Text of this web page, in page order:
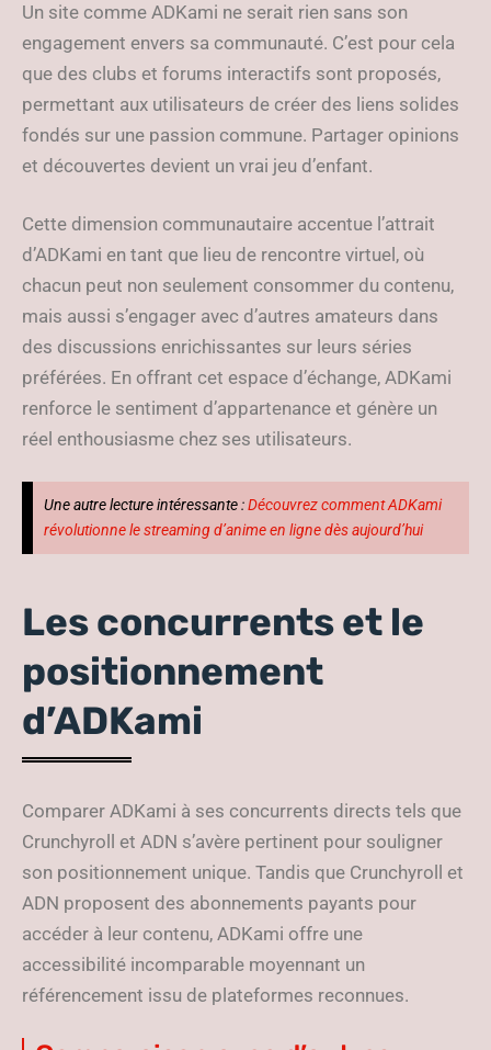
Un site comme ADKami ne serait rien sans son
engagement envers sa communauté. C’est pour cela
que des clubs et forums interactifs sont proposés,
permettant aux utilisateurs de créer des liens solides
fondés sur une passion commune. Partager opinions
et découvertes devient un vrai jeu d’enfant.
Cette dimension communautaire accentue l’attrait
d’ADKami en tant que lieu de rencontre virtuel, où
chacun peut non seulement consommer du contenu,
mais aussi s’engager avec d’autres amateurs dans
des discussions enrichissantes sur leurs séries
préférées. En offrant cet espace d’échange, ADKami
renforce le sentiment d’appartenance et génère un
réel enthousiasme chez ses utilisateurs.
Une autre lecture intéressante :Découvrez comment ADKami
révolutionne le streaming d’anime en ligne dès aujourd’hui
Les concurrents et le
positionnement
d’ADKami
Comparer ADKami à ses concurrents directs tels que
Crunchyroll et ADN s’avère pertinent pour souligner
son positionnement unique. Tandis que Crunchyroll et
ADN proposent des abonnements payants pour
accéder à leur contenu, ADKami offre une
accessibilité incomparable moyennant un
référencement issu de plateformes reconnues.